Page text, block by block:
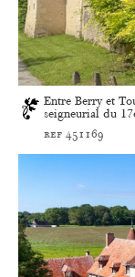
Entre Berry et
seigneurial du
ref 451169